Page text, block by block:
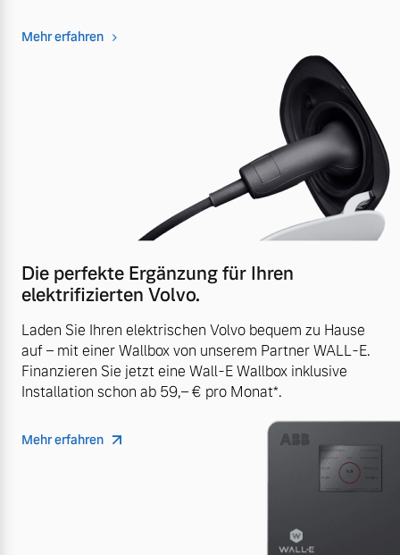
Mehr erfahren
Die perfekte Ergänzung für Ihren
elektrifizierten Volvo.
Laden Sie Ihren elektrischen Volvo bequem zu Hause
auf – mit einer Wallbox von unserem Partner WALL-E.
Finanzieren Sie jetzt eine Wall-E Wallbox inklusive
Installation schon ab 59,– € pro Monat*.
Mehr erfahren